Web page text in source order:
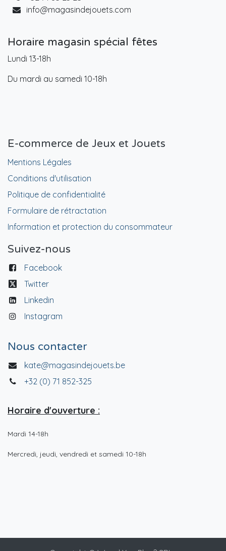
info@magasindejouets.com
Horaire magasin spécial fêtes
Lundi 13-18h
Du mardi au samedi 10-18h
E-commerce de Jeux et Jouets
Mentions Légales
Conditions d'utilisation
Politique de confidentialité
Formulaire de rétractation
Information et protection du consommateur
Suivez-nous
Facebook
Twitter
Linkedin
Instagram
Nous contacter
kate@magasindejouets.be
+32 (0) 71 852-325
Horaire d'ouverture :
Mardi 14-18h
Mercredi, jeudi, vendredi et samedi 10-18h